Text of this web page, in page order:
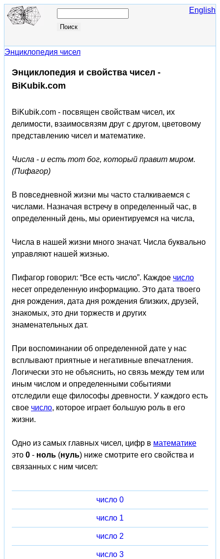
English
Энциклопедия чисел
Энциклопедия и свойства чисел -
BiKubik.com
BiKubik.com - посвящен свойствам чисел, их
делимости, взаимосвязям друг с другом, цветовому
представлению чисел и математике.
Числа - и есть тот бог, который правит миром.
(Пифагор)
В повседневной жизни мы часто сталкиваемся с
числами. Назначая встречу в определенный час, в
определенный день, мы ориентируемся на числа,
Числа в нашей жизни много значат. Числа буквально
управляют нашей жизнью.
Пифагор говорил: “Все есть число”. Каждое число
несет определенную информацию. Это дата твоего
дня рождения, дата дня рождения близких, друзей,
знакомых, это дни торжеств и других
знаменательных дат.
При воспоминании об определенной дате у нас
всплывают приятные и негативные впечатления.
Логически это не объяснить, но связь между тем или
иным числом и определенными событиями
отследили еще философы древности. У каждого есть
свое число, которое играет большую роль в его
жизни.
Одно из самых главных чисел, цифр в математике
это 0 - ноль (нуль) ниже смотрите его свойства и
связанных с ним чисел:
число 0
число 1
число 2
число 3